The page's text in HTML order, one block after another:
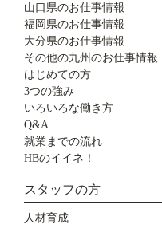
山口県のお仕事情報
福岡県のお仕事情報
大分県のお仕事情報
その他の九州のお仕事情報
はじめての方
3つの強み
いろいろな働き方
Q&A
就業までの流れ
HBのイイネ！
スタッフの方
人材育成